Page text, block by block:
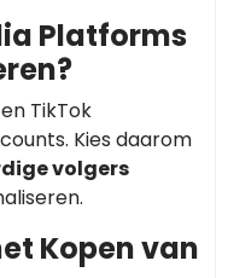
Platforms
TikTok
Kies daarom
volgers
Kopen van